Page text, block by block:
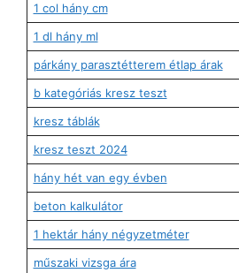
1 col hány cm
1 dl hány ml
párkány parasztétterem étlap árak
b kategóriás kresz teszt
kresz táblák
kresz teszt 2024
hány hét van egy évben
beton kalkulátor
1 hektár hány négyzetméter
műszaki vizsga ára